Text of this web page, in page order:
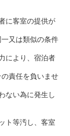
に客室の提供が
又は類似の条件
により、宿泊者
責任を負いませ
ない為に発生し
ト等汚し、客室